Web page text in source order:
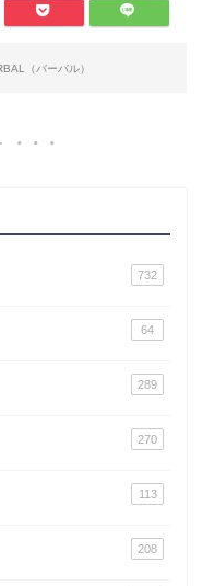
（バーバル）
732
64
289
270
113
208